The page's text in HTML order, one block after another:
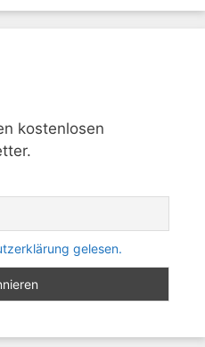
kostenlosen
gelesen.